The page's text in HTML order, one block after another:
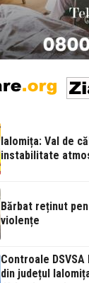
Ialomița: Val de
instabilitate
Bărbat reținut
violențe
Controale
din județul